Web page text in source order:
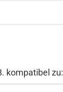
kompatibel zu: